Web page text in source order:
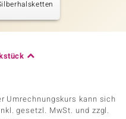
Umrechnungskurs kann sich
gesetzl. MwSt. und zzgl.